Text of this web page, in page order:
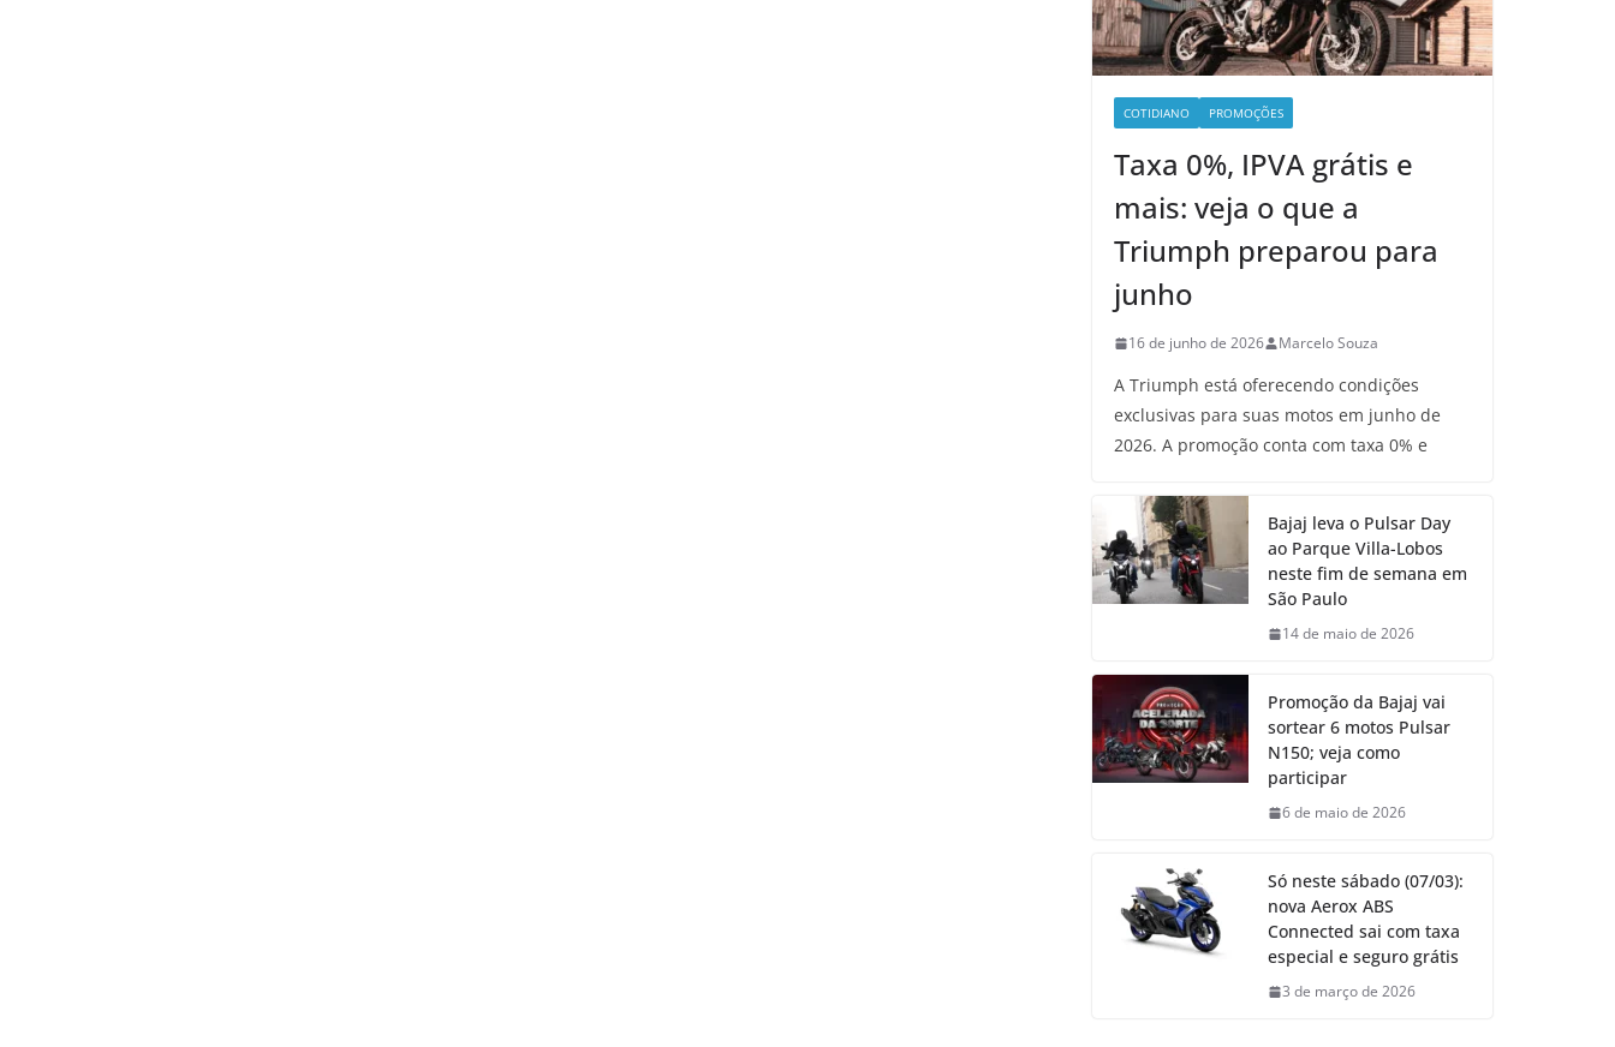
COTIDIANO PROMOÇÕES
Taxa 0%, IPVA grátis e
mais: veja o que a
Triumph preparou para
junho
16 de junho de 2026 Marcelo Souza
A Triumph está oferecendo condições
exclusivas para suas motos em junho de
2026. A promoção conta com taxa 0% e
Bajaj leva o Pulsar Day
ao Parque Villa-Lobos
neste fim de semana em
São Paulo
14 de maio de 2026
Promoção da Bajaj vai
sortear 6 motos Pulsar
N150; veja como
participar
6 de maio de 2026
Só neste sábado (07/03):
nova Aerox ABS
Connected sai com taxa
especial e seguro grátis
3 de março de 2026